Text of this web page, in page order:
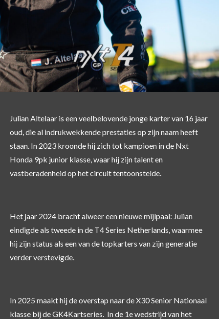
Julian Altelaar is een veelbelovende jonge karter van 16 jaar
oud, die al indrukwekkende prestaties op zijn naam heeft
staan. In 2023 kroonde hij zich tot kampioen in de Nxt
Honda 9pk junior klasse, waar hij zijn talent en
vastberadenheid op het circuit tentoonstelde.
Het jaar 2024 bracht alweer een nieuwe mijlpaal: Julian
eindigde als tweede in de T4 Series Netherlands, waarmee
hij zijn status als een van de topkarters van zijn generatie
verder verstevigde.
In 2025 maakt hij de overstap naar de X30 Senior Nationaal
klasse bij de GK4Kartseries. In de 1e wedstrijd van het